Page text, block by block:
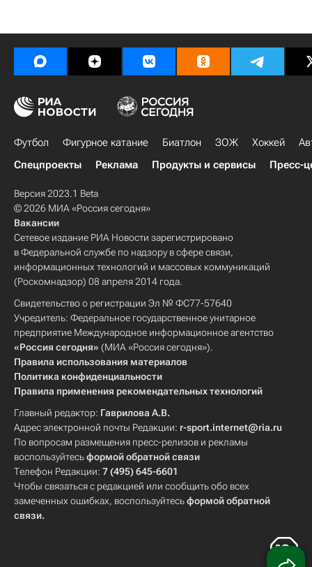
Футбол Фигурное катание Биатлон ЗОЖ Хоккей
Спецпроекты
Реклама Продукты и сервисы Пресс-
Версия 2023.1 Beta
© 2026 МИА «Россия сегодня»
Вакансии
Сетевое издание РИА Новости зарегистрировано
в Федеральной службе по надзору в сфере связи,
информационных технологий и массовых коммуникаций
(Роскомнадзор) 08 апреля 2014 года.
Свидетельство о регистрации Эл № ФС77-57640
Учредитель: Федеральное государственное унитарное
предприятие Международное информационное агентство
«Россия сегодня» (МИА «Россия сегодня»).
Правила использования материалов
Политика конфиденциальности
Правила применения рекомендательных технологий
Главный редактор: Гаврилова А.В.
Адрес электронной почты Редакции: r-sport.internet@ria.ru
По вопросам размещения пресс-релизов и рекламы
воспользуйтесьформой обратной связи
Телефон Редакции: 7 (495) 645-6601
Чтобы связаться с редакцией или сообщить обо всех
замеченных ошибках, воспользуйтесьформой обратной
связи.